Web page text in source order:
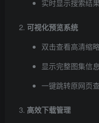
实时显示搜索结
可视化预览系统
双击查看高清缩
显示完整图集信
一键跳转原网页
高效下载管理